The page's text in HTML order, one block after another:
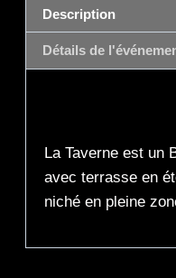
Description
Détails de
La Taverne est un
avec terrasse en
niché en pleine